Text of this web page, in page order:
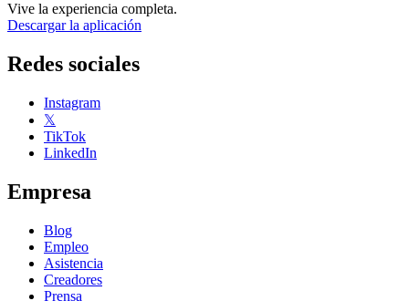
Vive la experiencia completa.
Descargar la aplicación
Redes sociales
Instagram
𝕏
TikTok
LinkedIn
Empresa
Blog
Empleo
Asistencia
Creadores
Prensa